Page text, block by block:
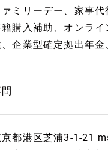
ミリーデー、家事
購入補助、オンラ
企業型確定拠出年
京都港区芝浦3-1-21